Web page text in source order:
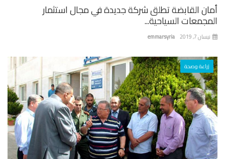
القابضة تطلق شركة جديدة في مجال استثمار
السياحية...
emmarsyria 7, 2019
زراعة وصحة